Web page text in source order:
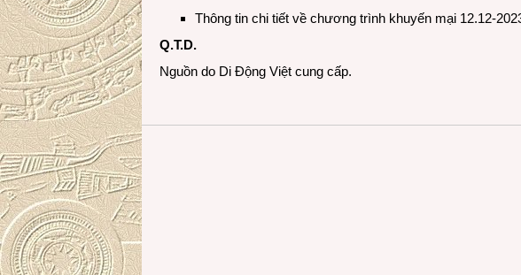
Thông tin chi tiết về chương trình khuyến mại 12.12-
Q.T.D.
Nguồn do Di Động Việt cung cấp.